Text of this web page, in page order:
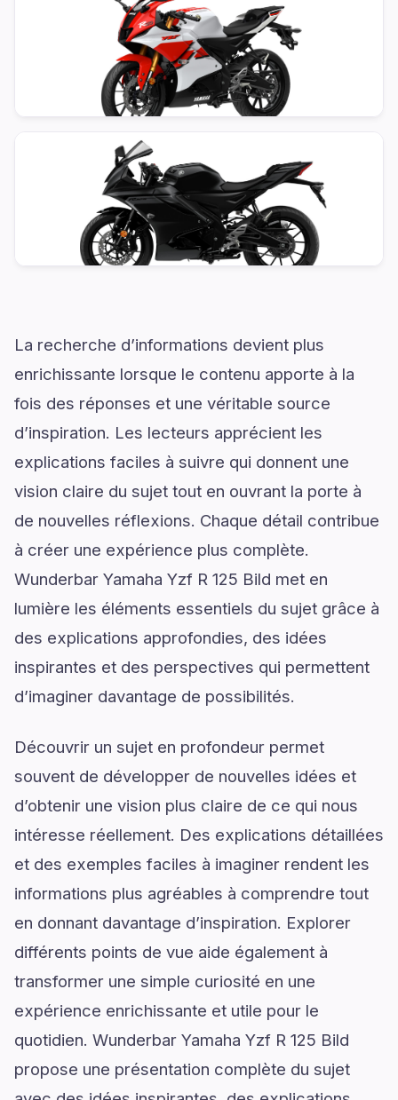
La recherche d’informations devient plus
enrichissante lorsque le contenu apporte à la
fois des réponses et une véritable source
d’inspiration. Les lecteurs apprécient les
explications faciles à suivre qui donnent une
vision claire du sujet tout en ouvrant la porte à
de nouvelles réflexions. Chaque détail contribue
à créer une expérience plus complète.
Wunderbar Yamaha Yzf R 125 Bild met en
lumière les éléments essentiels du sujet grâce à
des explications approfondies, des idées
inspirantes et des perspectives qui permettent
d’imaginer davantage de possibilités.
Découvrir un sujet en profondeur permet
souvent de développer de nouvelles idées et
d’obtenir une vision plus claire de ce qui nous
intéresse réellement. Des explications détaillées
et des exemples faciles à imaginer rendent les
informations plus agréables à comprendre tout
en donnant davantage d’inspiration. Explorer
différents points de vue aide également à
transformer une simple curiosité en une
expérience enrichissante et utile pour le
quotidien. Wunderbar Yamaha Yzf R 125 Bild
propose une présentation complète du sujet